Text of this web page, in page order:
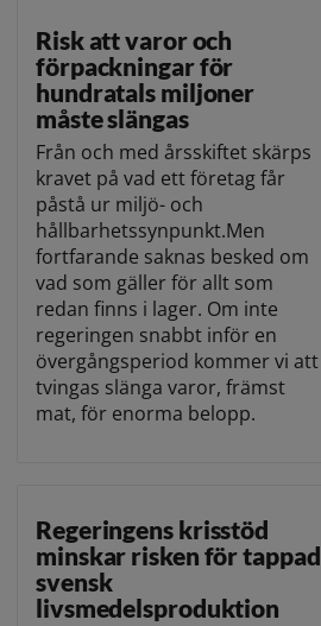
Risk att varor och
förpackningar för
hundratals miljoner
måste slängas
Från och med årsskiftet skärps
kravet på vad ett företag får
påstå ur miljö- och
hållbarhetssynpunkt.Men
fortfarande saknas besked om
vad som gäller för allt som
redan finns i lager. Om inte
regeringen snabbt inför en
övergångsperiod kommer vi att
tvingas slänga varor, främst
mat, för enorma belopp.
Regeringens krisstöd
minskar risken för tappad
svensk
livsmedelsproduktion